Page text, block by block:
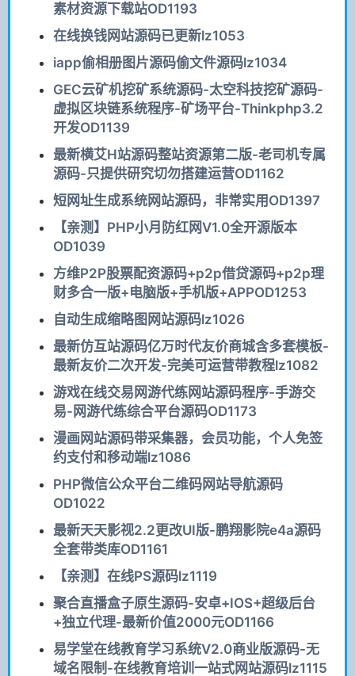
素材资源下载站OD1193
在线换钱网站源码已更新lz1053
iapp偷相册图片源码偷文件源码lz1034
GEC云矿机挖矿系统源码-太空科技挖矿源码-
虚拟区块链系统程序-矿场平台-Thinkphp3.2
开发OD1139
最新横艾H站源码整站资源第二版-老司机专属
源码-只提供研究切勿搭建运营OD1162
短网址生成系统网站源码，非常实用OD1397
【亲测】PHP小月防红网V1.0全开源版本
OD1039
方维P2P股票配资源码+p2p借贷源码+p2p理
财多合一版+电脑版+手机版+APPOD1253
自动生成缩略图网站源码lz1026
最新仿互站源码亿万时代友价商城含多套模板-
最新友价二次开发-完美可运营带教程lz1082
游戏在线交易网游代练网站源码程序-手游交
易-网游代练综合平台源码OD1173
漫画网站源码带采集器，会员功能，个人免签
约支付和移动端lz1086
PHP微信公众平台二维码网站导航源码
OD1022
最新天天影视2.2更改UI版-鹏翔影院e4a源码
全套带类库OD1161
【亲测】在线PS源码lz1119
聚合直播盒子原生源码-安卓+IOS+超级后台
+独立代理-最新价值2000元OD1166
易学堂在线教育学习系统V2.0商业版源码-无
域名限制-在线教育培训一站式网站源码lz1115